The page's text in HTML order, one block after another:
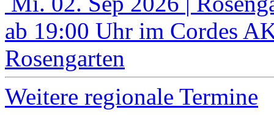
ab 19:00 Uhr im Cordes
Rosengarten
Weitere regionale Termine